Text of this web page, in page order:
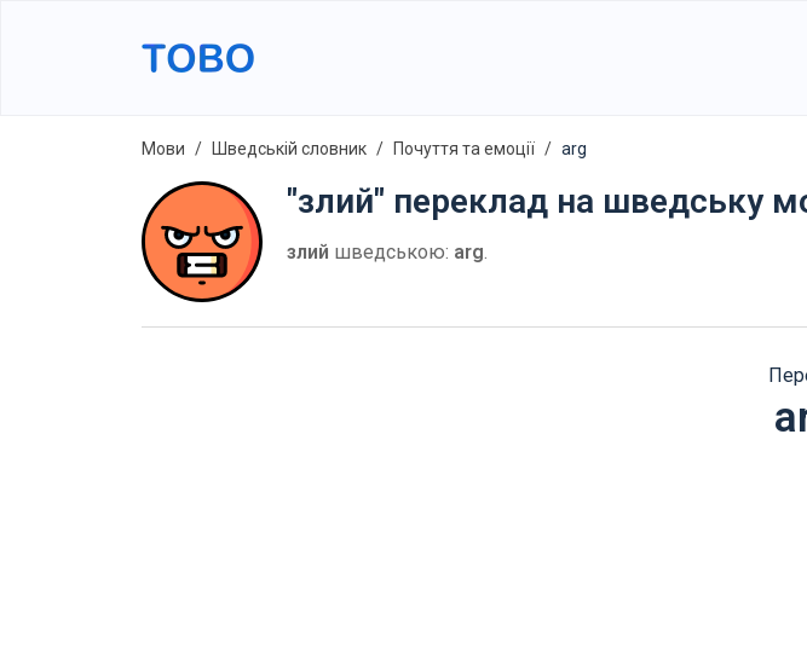
Мови Шведській словник Почуття та емоції arg
"злий" переклад на шведську
злий шведською: arg.